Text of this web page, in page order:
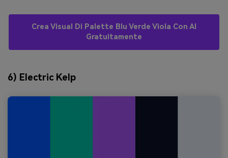
Crea Visual Di Palette Blu Verde Viola Con AI
Gratuitamente
6) Electric Kelp